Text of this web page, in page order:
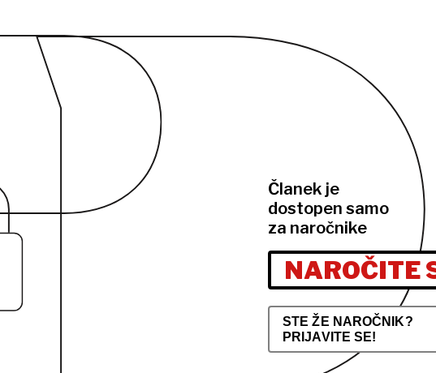
Članek je
dostopen samo
za naročnike
NAROČITE
STE ŽE NAROČNIK?
PRIJAVITE SE!